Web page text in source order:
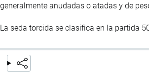
generalmente anudadas o atadas y de
La seda torcida se clasifica en la partida